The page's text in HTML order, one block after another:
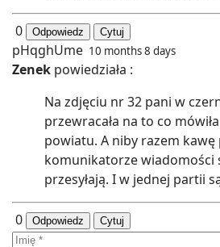
0 Odpowiedz Cytuj
pHqghUme 10 months 8 days
Zenek powiedziała :
Na zdjęciu nr 32 pani w
przewracała na to co
powiatu. A niby razem kawę
komunikatorze wiadomości
przesyłają. I w jednej partii
0 Odpowiedz Cytuj